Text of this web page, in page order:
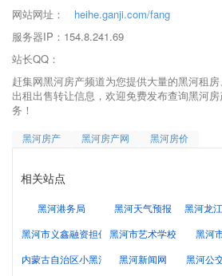
网站网址：
heihe.ganji.com/fang
服务器IP：154.8.241.69
站长QQ：
赶集网黑河房产频道为您提供大量的黑河租
出租出售转让信息，欢迎免费发布查询黑河
务！
黑河房产 黑河房产网 黑河房价
相关站点
黑河港务局 黑河天气预报
黑河龙
黑河市义鑫融资担保有限责任公司
黑河市艺术学校
黑河
内蒙古自治区小黑河地区人民检察院
黑河新闻网
黑河公